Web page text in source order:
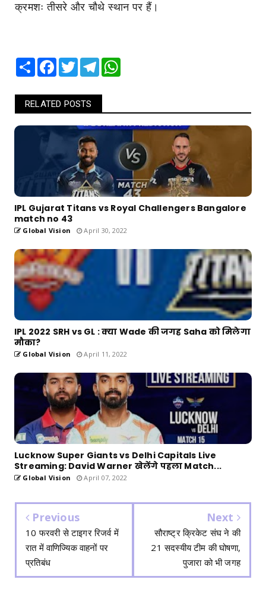
क्रमशः तीसरे और चौथे स्थान पर हैं।
Share Facebook
TwitterTelegram
RELATED POSTS
IPL Gujarat Titans vs Royal Challengers Bangalore
match no 43
Global Vision April 30, 2022
IPL 2022 SRH vs GL : क्या Wade की जगह Saha को मिलेगा
मौका?
Global Vision April 11, 2022
Lucknow Super Giants vs Delhi Capitals Live
Streaming: David Warner खेलेंगे पहला Match...
Global Vision April 07, 2022
Previous
10 फरवरी से टाइगर रिजर्व में
रात में वाणिज्यिक वाहनों पर
प्रतिबंध
Next
सौराष्ट्र क्रिकेट संघ ने की
21 सदस्यीय टीम की घोषणा,
पुजारा को भी जगह